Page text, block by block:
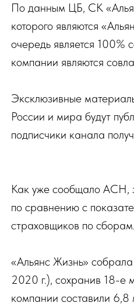
По данным ЦБ, СК
которого являются
очередь является
компании являются
Эксклюзивные
России и мира будут
подписчики канала
Как уже сообщало АСН,
по сравнению с
страховщиков по
«Альянс Жизнь»
2020 г.), сохранив 18-е
компании составили 6,8